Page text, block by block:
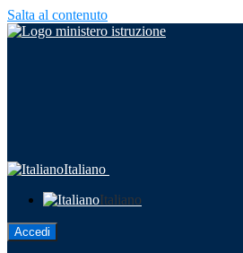
Salta al contenuto
Italiano
Italiano
Accedi